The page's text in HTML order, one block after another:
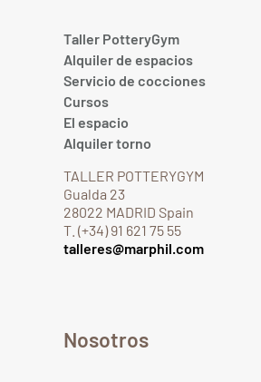
Taller PotteryGym
Alquiler de espacios
Servicio de cocciones
Cursos
El espacio
Alquiler torno
TALLER POTTERYGYM
Gualda 23
28022 MADRID Spain
T. (+34) 91 621 75 55
talleres@marphil.com
Nosotros